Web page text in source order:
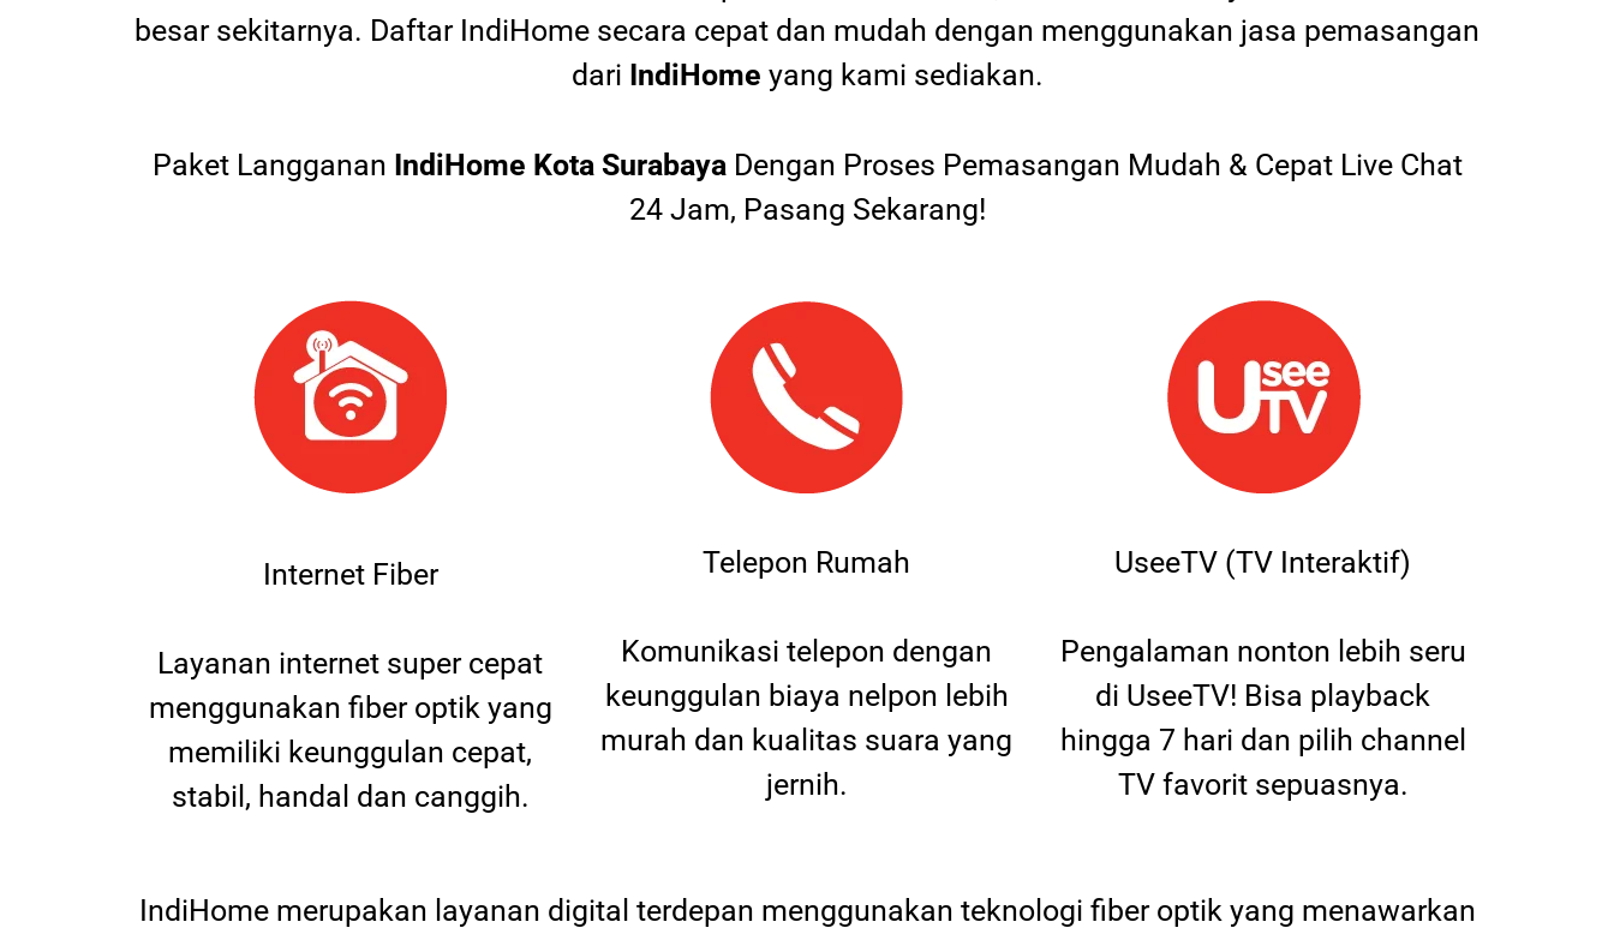
besar sekitarnya. Daftar IndiHome secara cepat dan mudah dengan menggunakan jasa pemasangan
dari IndiHome yang kami sediakan.
Paket Langganan IndiHome Kota SurabayaDengan Proses Pemasangan Mudah & Cepat Live Chat
24 Jam, Pasang Sekarang!
Internet Fiber
Layanan internet super cepat
menggunakan fiber optik yang
memiliki keunggulan cepat,
stabil, handal dan canggih.
Telepon Rumah
Komunikasi telepon dengan
keunggulan biaya nelpon lebih
murah dan kualitas suara yang
jernih.
UseeTV (TV Interaktif)
Pengalaman nonton lebih seru
di UseeTV! Bisa playback
hingga 7 hari dan pilih channel
TV favorit sepuasnya.
IndiHome merupakan layanan digital terdepan menggunakan teknologi fiber optik yang menawarkan